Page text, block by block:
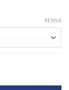
RENSA